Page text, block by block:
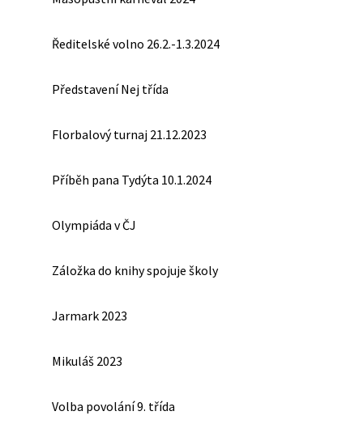
Ředitelské volno 26.2.-1.3.2024
Představení Nej třída
Florbalový turnaj 21.12.2023
Příběh pana Tydýta 10.1.2024
Olympiáda v ČJ
Záložka do knihy spojuje školy
Jarmark 2023
Mikuláš 2023
Volba povolání 9. třída